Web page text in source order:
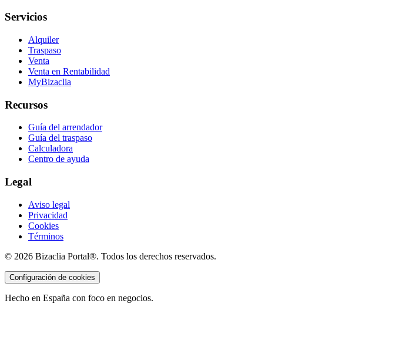
Servicios
Alquiler
Traspaso
Venta
Venta en Rentabilidad
MyBizaclia
Recursos
Guía del arrendador
Guía del traspaso
Calculadora
Centro de ayuda
Legal
Aviso legal
Privacidad
Cookies
Términos
© 2026 Bizaclia Portal®. Todos los derechos reservados.
Configuración de cookies
Hecho en España con foco en negocios.